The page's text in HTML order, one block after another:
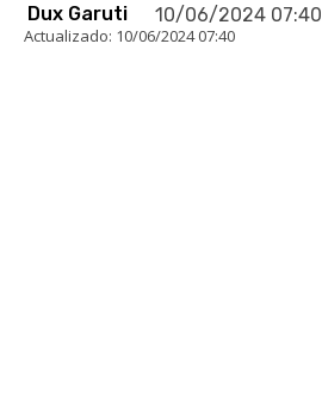
Dux Garuti 10/06/2024 07:40
Actualizado: 10/06/2024 07:40